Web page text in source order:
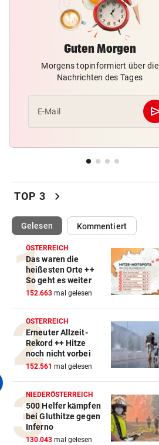
Unwetter und Waldbrände:
Helfer im Einsatz
NOLDE VERLIERT GELB vor
„Captain Colin“ liegt nach
drei auf der Lauer
vor
Davon hängt es ab, wie
die Hitze wird
„Krone“-Fest 2026!
Guten Morgen
Morgens topinformiert über die
Nachrichten des Tages
E-Mail
TOP 3 chevron_right
Gelesen(ausgewählt)Kommentiert
ÖSTERREICH
Das waren die
heißesten Orte ++
So geht es weiter
152.663 mal gelesen
ÖSTERREICH
Erneuter Allzeit-
Rekord ++ Hitze
noch nicht vorbei
152.561 mal gelesen
NIEDERÖSTERREICH
500 Helfer kämpfen
bei Gluthitze gegen
Inferno
130.043 mal gelesen